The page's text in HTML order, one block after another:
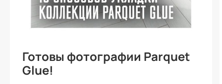
Готовы фотографии Parquet
Glue!